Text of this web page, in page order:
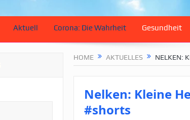
Aktuell Corona: Die Wahrheit Gesundheit
HOME AKTUELLES NELKEN:
Nelken: Kleine
#shorts